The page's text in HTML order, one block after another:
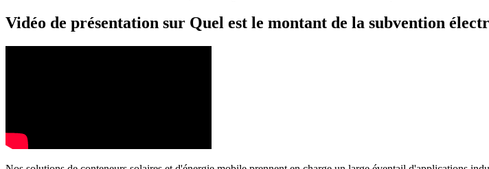
Vidéo de présentation sur Quel est le montant de la subvention